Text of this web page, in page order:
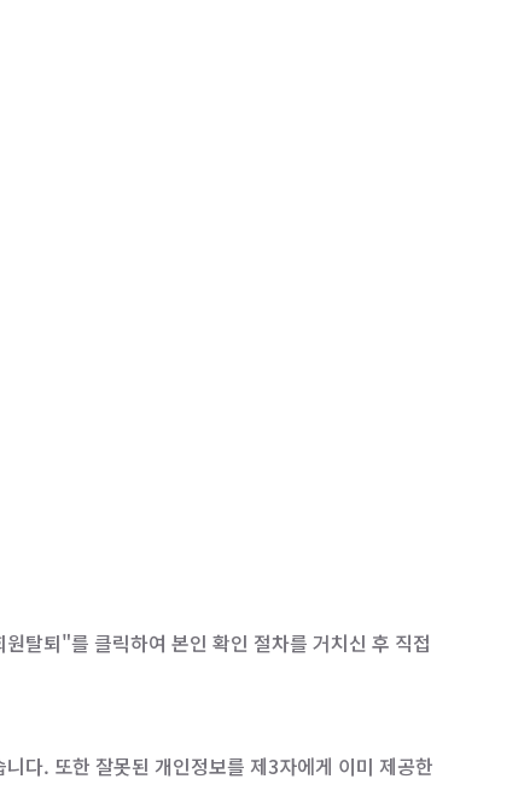
탈퇴"를 클릭하여 본인 확인 절차를 거치신 후 직접
다. 또한 잘못된 개인정보를 제3자에게 이미 제공한